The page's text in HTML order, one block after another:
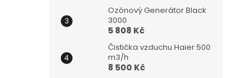
Ozónový Generátor Black
3000
5 808 Kč
Čistička vzduchu Haier 500
m3/h
8 500 Kč